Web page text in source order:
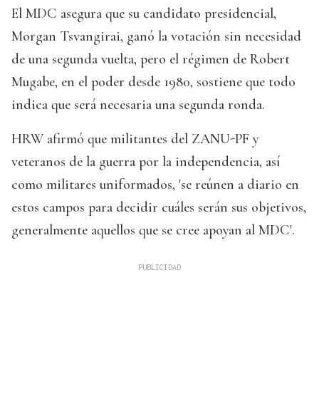
El MDC asegura que su candidato presidencial,
Morgan Tsvangirai, ganó la votación sin necesidad
de una segunda vuelta, pero el régimen de Robert
Mugabe, en el poder desde 1980, sostiene que todo
indica que será necesaria una segunda ronda.
HRW afirmó que militantes del ZANU-PF y
veteranos de la guerra por la independencia, así
como militares uniformados, 'se reúnen a diario en
estos campos para decidir cuáles serán sus objetivos,
generalmente aquellos que se cree apoyan al MDC'.